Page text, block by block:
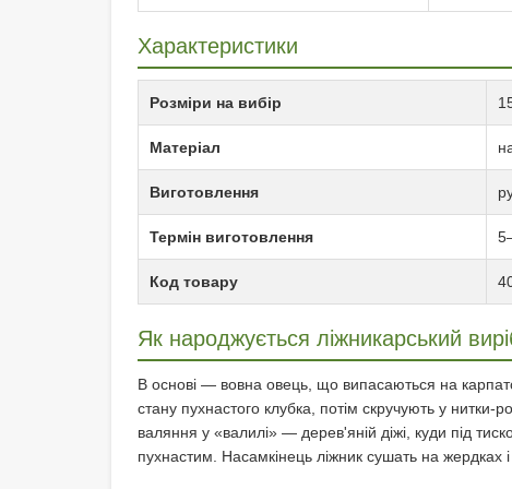
Характеристики
Розміри на вибір
Матеріал
Виготовлення
Термін виготовлення
Код товару
Як народжується ліжникарський
В основі — вовна овець, що випасаються на
стану пухнастого клубка, потім скручують у нитки-
валяння у «валилі» — дерев'яній діжі, куди під
пухнастим. Насамкінець ліжник сушать на жердках